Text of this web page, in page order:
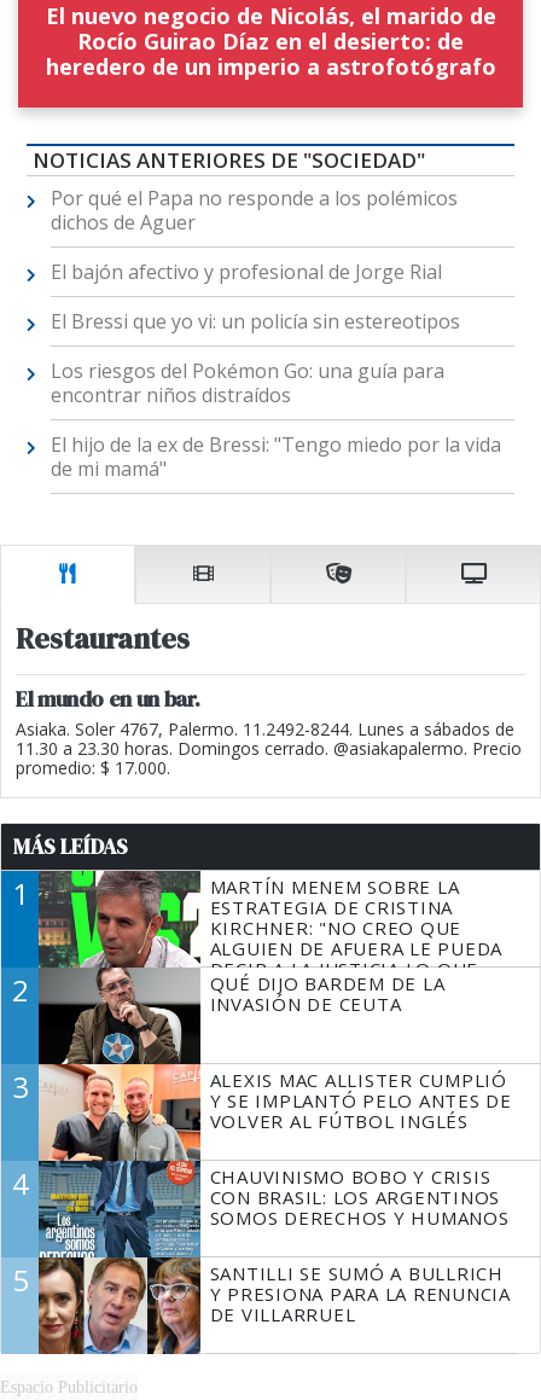
El nuevo negocio de Nicolás, el marido de
Rocío Guirao Díaz en el desierto: de
heredero de un imperio a astrofotógrafo
NOTICIAS ANTERIORES DE "SOCIEDAD"
Por qué el Papa no responde a los polémicos
dichos de Aguer
El bajón afectivo y profesional de Jorge Rial
El Bressi que yo vi: un policía sin estereotipos
Los riesgos del Pokémon Go: una guía para
encontrar niños distraídos
El hijo de la ex de Bressi: "Tengo miedo por la vida
de mi mamá"
Restaurantes
El mundo en un bar.
Asiaka. Soler 4767, Palermo. 11.2492-8244. Lunes a sábados de
11.30 a 23.30 horas. Domingos cerrado. @asiakapalermo. Precio
promedio: $ 17.000.
MÁS LEÍDAS
1
MARTÍN MENEM SOBRE LA
ESTRATEGIA DE CRISTINA
KIRCHNER: "NO CREO QUE
ALGUIEN DE AFUERA LE PUEDA
DECIR A LA JUSTICIA LO QUE
TIENE QUE HACER"
2
QUÉ DIJO BARDEM DE LA
INVASIÓN DE CEUTA
3
ALEXIS MAC ALLISTER CUMPLIÓ
Y SE IMPLANTÓ PELO ANTES DE
VOLVER AL FÚTBOL INGLÉS
4
CHAUVINISMO BOBO Y CRISIS
CON BRASIL: LOS ARGENTINOS
SOMOS DERECHOS Y HUMANOS
5
SANTILLI SE SUMÓ A BULLRICH
Y PRESIONA PARA LA RENUNCIA
DE VILLARRUEL
Espacio Publicitario